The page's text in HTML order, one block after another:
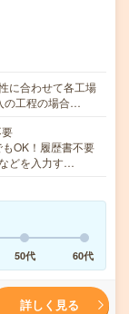
に合わせて各工場
の工程の場合…
OK！履歴書不要
どを入力す…
50代 60代
詳しく見る